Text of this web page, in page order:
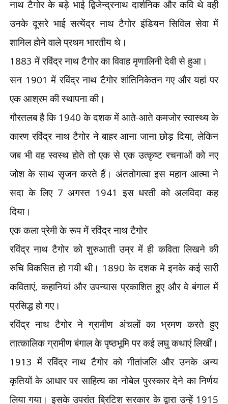
नाथ टैगोर के बड़े भाई द्विजेन्द्रनाथ दार्शनिक और कवि थे वही
उनके दूसरे भाई सत्येंद्र नाथ टैगोर इंडियन सिविल सेवा में
शामिल होने वाले प्रथम भारतीय थे।
1883 में रविंद्र नाथ टैगोर का विवाह मृणालिनी देवी से हुआ।
सन 1901 में रविंद्र नाथ टैगोर शांतिनिकेतन गए और यहां पर
एक आश्रम की स्थापना की।
गौरतलब है कि 1940 के दशक में आते-आते कमजोर स्वास्थ्य के
कारण रविंद्र नाथ टैगोर ने बाहर आना जाना छोड़ दिया,लेकिन
जब भी वह स्वस्थ होते तो एक से एक उत्कृष्ट रचनाओं को नए
जोश के साथ सृजन करते हैं। अंततोगत्वा इस महान आत्मा ने
सदा के लिए 7 अगस्त 1941 इस धरती को अलविदा कह
दिया।
एक कला प्रेमी के रूप में रविंद्र नाथ टैगोर
रविंद्र नाथ टैगोर को शुरुआती उम्र में ही कविता लिखने की
रुचि विकसित हो गयी थी। 1890 के दशक मे इनके कई सारी
कविताएं,कहानियां और उपन्यास प्रकाशित हुए और वे बंगाल में
प्रसिद्ध हो गए।
रविंद्र नाथ टैगोर ने ग्रामीण अंचलों का भ्रमण करते हुए
तात्कालिक ग्रामीण बंगाल के पृष्ठभूमि पर कई लघु कथाएं लिखीं।
1913 में रविंद्र नाथ टैगोर को गीतांजलि और उनके अन्य
कृतियों के आधार पर साहित्य का नोबेल पुरस्कार देने का निर्णय
लिया गया। इसके उपरांत ब्रिटिश सरकार के द्वारा उन्हें 1915